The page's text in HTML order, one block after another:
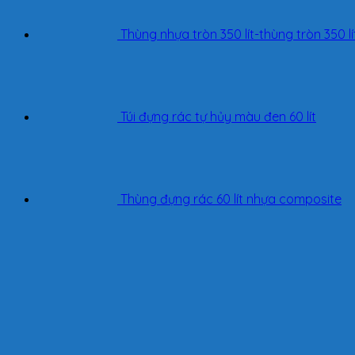
Thùng nhựa tròn 350 lít-thùng tròn 350
Túi đựng rác tự hủy màu đen 60 lít
Thùng đựng rác 60 lít nhựa composite